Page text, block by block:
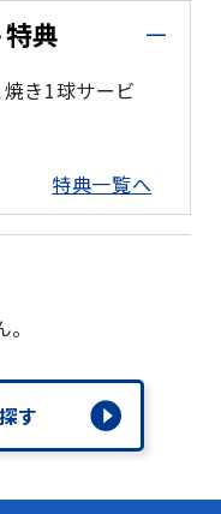
典
き1球サービ
特典一覧へ
す